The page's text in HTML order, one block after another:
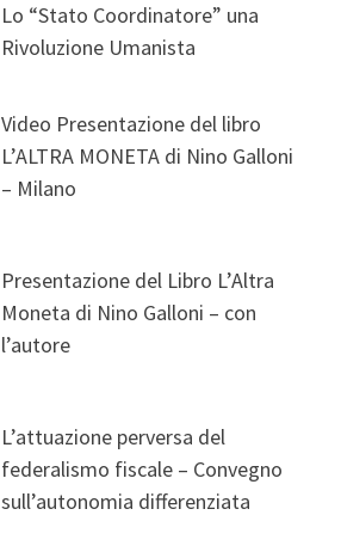
Lo “Stato Coordinatore” una
Rivoluzione Umanista
Video Presentazione del libro
L’ALTRA MONETA di Nino Galloni
– Milano
Presentazione del Libro L’Altra
Moneta di Nino Galloni – con
l’autore
L’attuazione perversa del
federalismo fiscale – Convegno
sull’autonomia differenziata